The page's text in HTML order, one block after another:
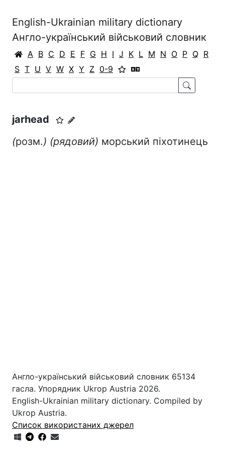
English-Ukrainian military dictionary
Англо-український військовий словник
A B C D E F G H I J K L M N O P Q R
S T U V W X Y Z 0-9
jarhead
(розм.) (рядовий) морський піхотинець
Англо-український військовий словник 65134
гасла. Упорядник Ukrop Austria 2026.
English-Ukrainian military dictionary. Compiled by
Ukrop Austria.
Список використаних джерел